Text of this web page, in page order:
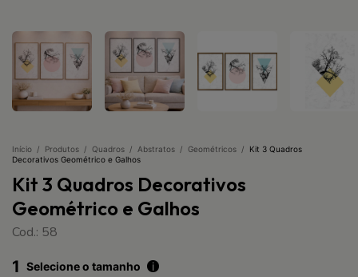
Início / Produtos / Quadros / Abstratos / Geométricos /
Kit 3 Quadros
Decorativos Geométrico e Galhos
Kit 3 Quadros Decorativos
Geométrico e Galhos
Cod.: 58
1 Selecione o tamanho i